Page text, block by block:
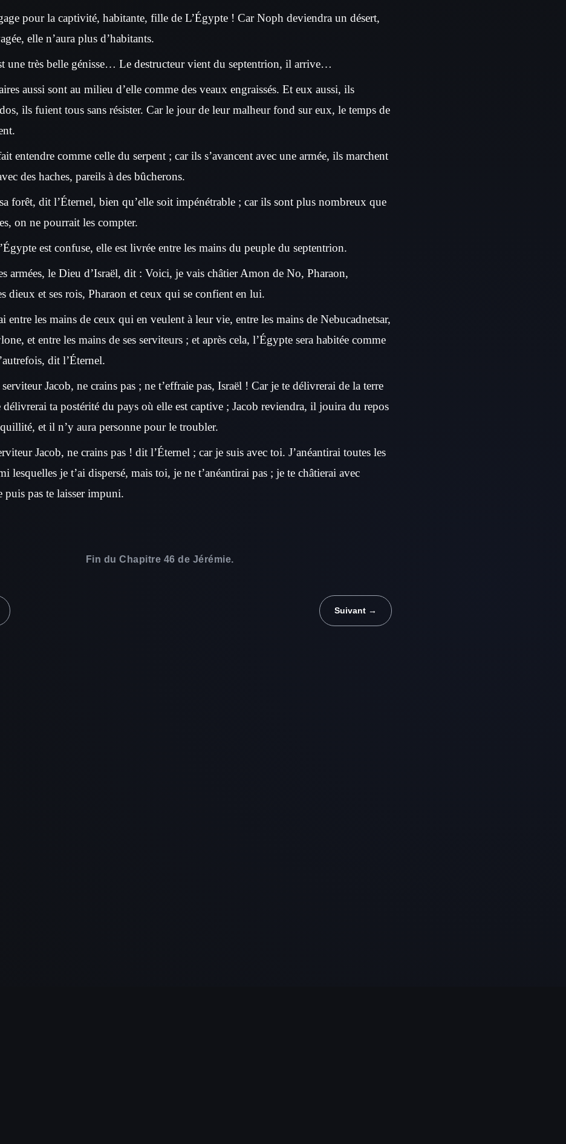
pour la captivité, habitante, fille de L’Égypte ! Car Noph deviendra un désert,
elle n’aura plus d’habitants.
une très belle génisse… Le destructeur vient du septentrion, il arrive…
aussi sont au milieu d’elle comme des veaux engraissés. Et eux aussi, ils
ils fuient tous sans résister. Car le jour de leur malheur fond sur eux, le temps de
entendre comme celle du serpent ; car ils s’avancent avec une armée, ils marchent
des haches, pareils à des bûcherons.
forêt, dit l’Éternel, bien qu’elle soit impénétrable ; car ils sont plus nombreux que
on ne pourrait les compter.
est confuse, elle est livrée entre les mains du peuple du septentrion.
armées, le Dieu d’Israël, dit : Voici, je vais châtier Amon de No, Pharaon,
dieux et ses rois, Pharaon et ceux qui se confient en lui.
entre les mains de ceux qui en veulent à leur vie, entre les mains de Nebucadnetsar,
et entre les mains de ses serviteurs ; et après cela, l’Égypte sera habitée comme
dit l’Éternel.
Jacob, ne crains pas ; ne t’effraie pas, Israël ! Car je te délivrerai de la terre
ta postérité du pays où elle est captive ; Jacob reviendra, il jouira du repos
et il n’y aura personne pour le troubler.
Jacob, ne crains pas ! dit l’Éternel ; car je suis avec toi. J’anéantirai toutes les
lesquelles je t’ai dispersé, mais toi, je ne t’anéantirai pas ; je te châtierai avec
puis pas te laisser impuni.
Fin du Chapitre 46 de Jérémie.
Suivant →